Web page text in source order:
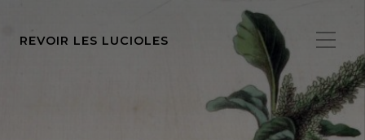
REVOIR LES LUCIOLES